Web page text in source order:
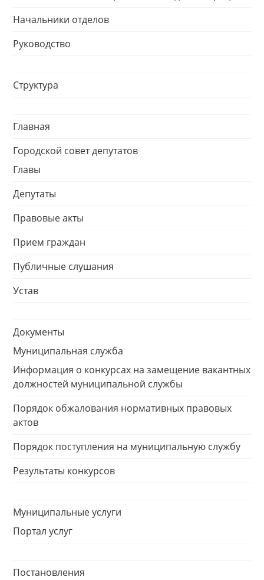
Начальники отделов
Руководство
Структура
Главная
Городской совет депутатов
Главы
Депутаты
Правовые акты
Прием граждан
Публичные слушания
Устав
Документы
Муниципальная служба
Информация о конкурсах на замещение вакантных
должностей муниципальной службы
Порядок обжалования нормативных правовых
актов
Порядок поступления на муниципальную службу
Результаты конкурсов
Муниципальные услуги
Портал услуг
Постановления